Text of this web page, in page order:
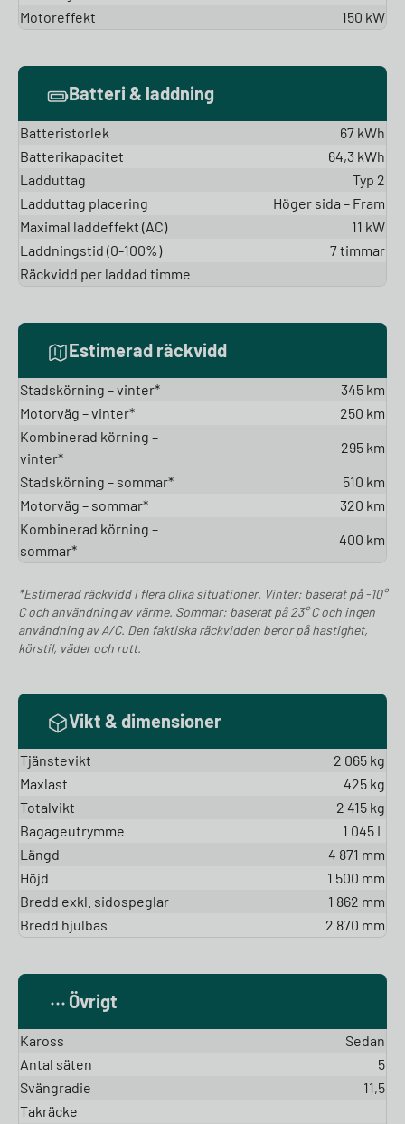
Motoreffekt
150 kW
Batteri & laddning
Batteristorlek
67 kWh
Batterikapacitet
64,3 kWh
Ladduttag
Typ 2
Ladduttag placering
Höger sida – Fram
Maximal laddeffekt (AC)
11 kW
Laddningstid (0-100%)
7 timmar
Räckvidd per laddad timme
Estimerad räckvidd
Stadskörning – vinter*
345 km
Motorväg – vinter*
250 km
Kombinerad körning –
vinter*
295 km
Stadskörning – sommar*
510 km
Motorväg – sommar*
320 km
Kombinerad körning –
sommar*
400 km
*Estimerad räckvidd i flera olika situationer. Vinter: baserat på -10°
C och användning av värme. Sommar: baserat på 23° C och ingen
användning av A/C. Den faktiska räckvidden beror på hastighet,
körstil, väder och rutt.
Vikt & dimensioner
Tjänstevikt
2 065 kg
Maxlast
425 kg
Totalvikt
2 415 kg
Bagageutrymme
1 045 L
Längd
4 871 mm
Höjd
1 500 mm
Bredd exkl. sidospeglar
1 862 mm
Bredd hjulbas
2 870 mm
Övrigt
Kaross
Sedan
Antal säten
5
Svängradie
11,5
Takräcke